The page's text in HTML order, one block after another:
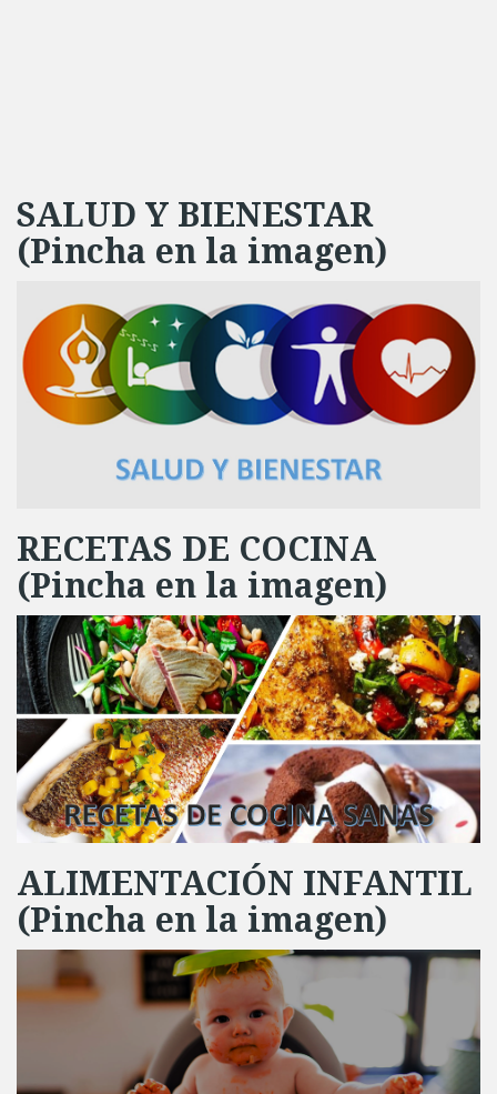
SALUD Y BIENESTAR
(Pincha en la imagen)
RECETAS DE COCINA
(Pincha en la imagen)
ALIMENTACIÓN INFANTIL
(Pincha en la imagen)